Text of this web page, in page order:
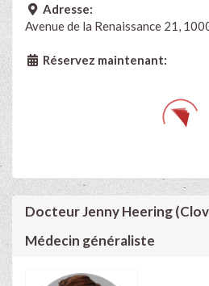
Adresse:
Avenue de la Renaissance 21,
Réservez maintenant:
Docteur Jenny Heering
Médecin généraliste